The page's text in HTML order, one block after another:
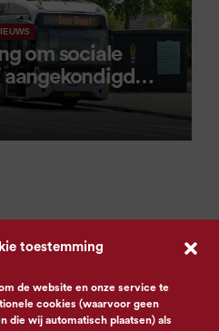
toestemming
de website en onze service te
cookies (waarvoor geen
die wij automatisch plaatsen) als
om sociale